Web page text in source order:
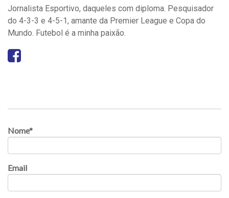
Jornalista Esportivo, daqueles com diploma. Pesquisador
do 4-3-3 e 4-5-1, amante da Premier League e Copa do
Mundo. Futebol é a minha paixão.
Nome*
Email